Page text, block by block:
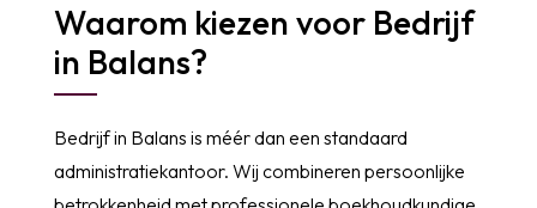
Waarom kiezen voor Bedrijf
in Balans?
Bedrijf in Balans is méér dan een standaard
administratiekantoor. Wij combineren persoonlijke